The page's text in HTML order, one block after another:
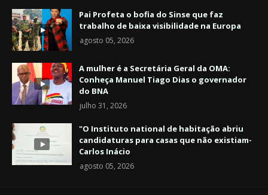
Pai Profeta o bofia do Sinse que faz
trabalho de baixa visibilidade na Europa
agosto 05, 2026
A mulher é a Secretária Geral da OMA:
Conheça Manuel Tiago Dias o governador
do BNA
julho 31, 2026
"O Instituto national de habitação abriu
candidaturas para casas que não existiam-
Carlos Inácio
agosto 05, 2026